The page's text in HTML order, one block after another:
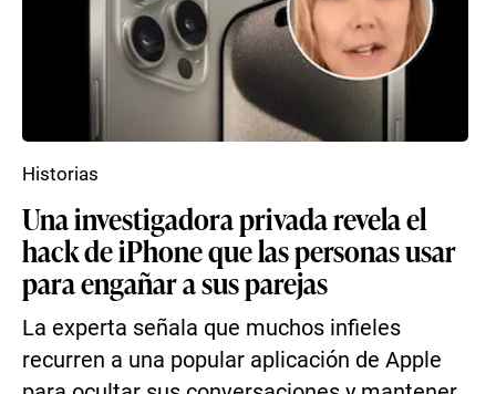
Una investigadora privada revela el
hack de iPhone que las personas usar
para engañar a sus parejas
La experta señala que muchos infieles
recurren a una popular aplicación de Apple
Historias